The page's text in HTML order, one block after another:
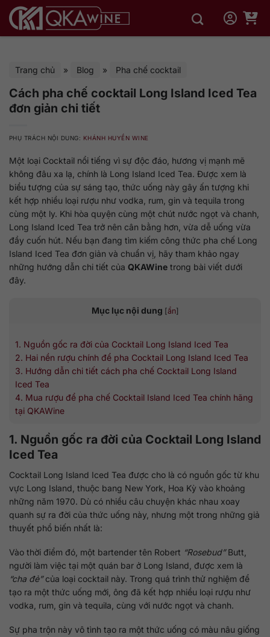
qua
Trang chủ » Blog » Pha chế cocktail
Cách pha chế cocktail Long Island Iced Tea
đơn giản chi tiết
PHỤ TRÁCH NỘI DUNG: KHÁNH HUYỀN WINE
Một loại Cocktail nổi tiếng vì sự độc đáo, hương vị mạnh mẽ
không đâu xa lạ, chính là Long Island Iced Tea. Được xem là
biểu tượng của sự sáng tạo, thức uống này gây ấn tượng khi
kết hợp nhiều loại rượu như vodka, rum, gin và tequila trong
cùng một ly. Khi hòa quyện cùng một chút nước ngọt và chanh,
Long Island Iced Tea trở nên cân bằng hơn, vừa dễ uống vừa
đầy cuốn hút. Nếu bạn đang tìm kiếm công thức pha chế Long
Island Iced Tea đơn giản và chuẩn vị, hãy tham khảo ngay
những hướng dẫn chi tiết của QKAWine trong bài viết dưới
đây.
Mục lục nội dung [ẩn]
1. Nguồn gốc ra đời của Cocktail Long Island Iced Tea
2. Hai nền rượu chính để pha Cocktail Long Island Iced Tea
3. Hướng dẫn chi tiết cách pha chế Cocktail Long Island
Iced Tea
4. Mua rượu để pha chế Cocktail Island Iced Tea chính hãng
tại QKAWine
1. Nguồn gốc ra đời của Cocktail Long Island
Iced Tea
Cocktail Long Island Iced Tea được cho là có nguồn gốc từ khu
vực Long Island, thuộc bang New York, Hoa Kỳ vào khoảng
những năm 1970. Dù có nhiều câu chuyện khác nhau xoay
quanh sự ra đời của thức uống này, nhưng một trong những giả
thuyết phổ biến nhất là:
Vào thời điểm đó, một bartender tên Robert “Rosebud”Butt,
người làm việc tại một quán bar ở Long Island, được xem là
“cha đẻ”của loại cocktail này. Trong quá trình thử nghiệm để
tạo ra một thức uống mới, ông đã kết hợp nhiều loại rượu như
vodka, rum, gin và tequila, cùng với nước ngọt và chanh.
Sự pha trộn này vô tình tạo ra một thức uống có màu nâu giống